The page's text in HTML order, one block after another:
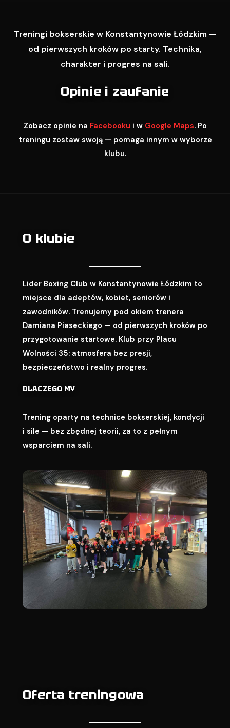
Treningi bokserskie w Konstantynowie Łódzkim —
od pierwszych kroków po starty. Technika,
charakter i progres na sali.
Opinie i zaufanie
Zobacz opinie na Facebooku i w Google Maps. Po
treningu zostaw swoją — pomaga innym w wyborze
klubu.
O klubie
Lider Boxing Club w Konstantynowie Łódzkim to
miejsce dla adeptów, kobiet, seniorów i
zawodników. Trenujemy pod okiem trenera
Damiana Piaseckiego — od pierwszych kroków po
przygotowanie startowe. Klub przy Placu
Wolności 35: atmosfera bez presji,
bezpieczeństwo i realny progres.
DLACZEGO MY
Trening oparty na technice bokserskiej, kondycji
i sile — bez zbędnej teorii, za to z pełnym
wsparciem na sali.
Oferta treningowa